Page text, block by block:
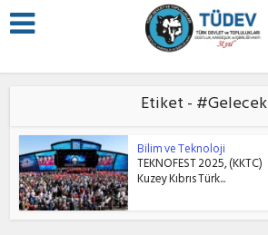
Etiket - #Gelecek
Bilim ve Teknoloji
TEKNOFEST 2025, (KKTC)
Kuzey Kıbrıs Türk...